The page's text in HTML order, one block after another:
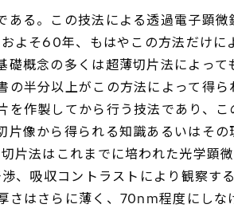
る。この技法による透過電子顕
よそ60年、もはやこの方法だけに
概念の多くは超薄切片法によっ
半分以上がこの方法によって得
作製してから行う技法であり、
像から得られる知識あるいはそ
法はこれまでに培われた光学顕
吸収コントラストにより観察す
はさらに薄く、70nm程度にし